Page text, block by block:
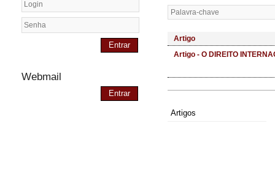
Entrar
Webmail
Entrar
Artigo
Artigo - O DIREITO
Artigos